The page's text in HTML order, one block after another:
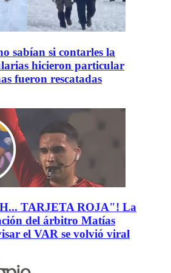
sabían si contarles la
hicieron particular
fueron rescatadas
TARJETA ROJA"! La
del árbitro Matías
el VAR se volvió viral